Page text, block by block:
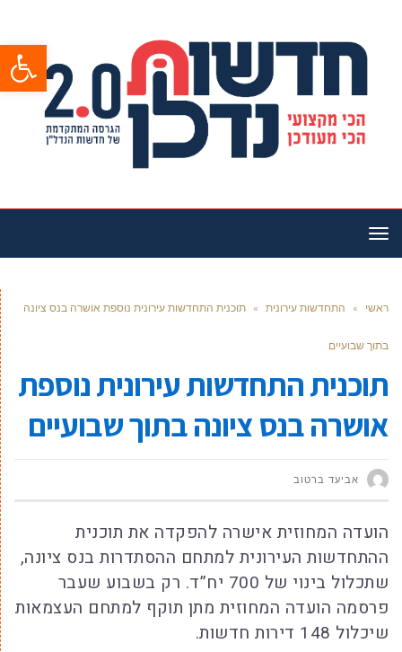
פתח
תפריט
ראשי » התחדשות עירונית » תוכנית התחדשות עירונית נוספת אושרה בנס ציונה
בתוך שבועיים
תוכנית התחדשות עירונית נוספת
אושרה בנס ציונה בתוך שבועיים
אביעד ברטוב
הועדה המחוזית אישרה להפקדה את תוכנית
ההתחדשות העירונית למתחם ההסתדרות בנס ציונה,
שתכלול בינוי של 700 יח”ד. רק בשבוע שעבר
פרסמה הועדה המחוזית מתן תוקף למתחם העצמאות
שיכלול 148 דירות חדשות.